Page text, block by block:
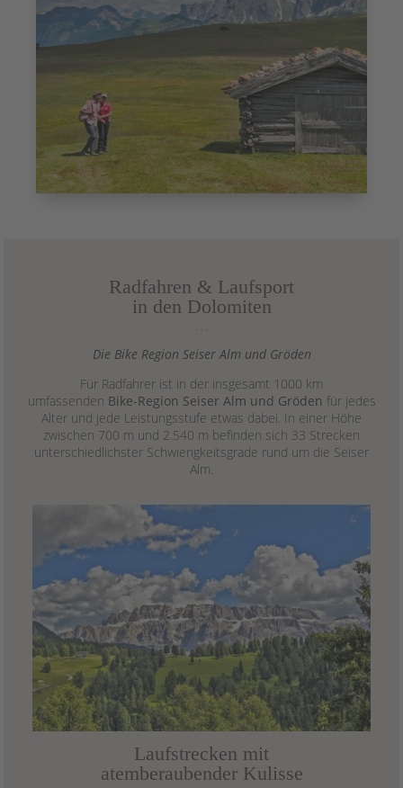
Radfahren & Laufsport
in den Dolomiten
Die Bike Region Seiser Alm und Gröden
Für Radfahrer ist in der insgesamt 1000 km
umfassenden Bike-Region Seiser Alm und Gröden für jedes
Alter und jede Leistungsstufe etwas dabei. In einer Höhe
zwischen 700 m und 2.540 m befinden sich 33 Strecken
unterschiedlichster Schwierigkeitsgrade rund um die Seiser
Alm.
Laufstrecken mit
atemberaubender Kulisse